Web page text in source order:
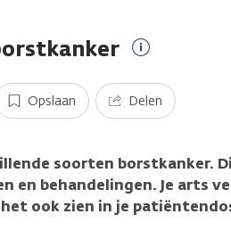
informatie
Opslaan Delen
soorten borstkanker.
en behandelingen. Je arts
ook zien in je